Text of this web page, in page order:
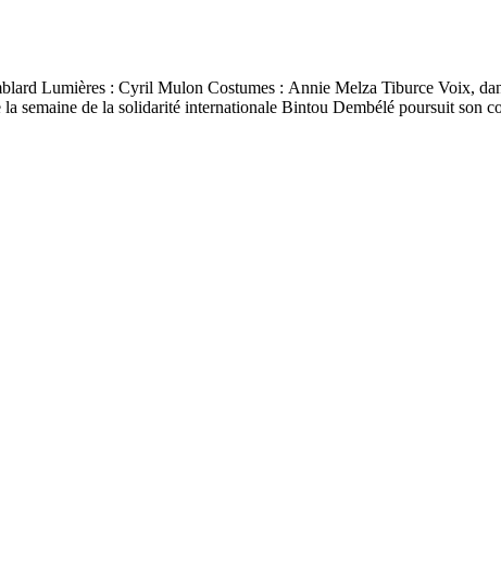
Lumières : Cyril Mulon Costumes : Annie Melza Tiburce Voix,
de la solidarité internationale Bintou Dembélé poursuit son